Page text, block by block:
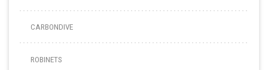
CARBONDIVE
ROBINETS